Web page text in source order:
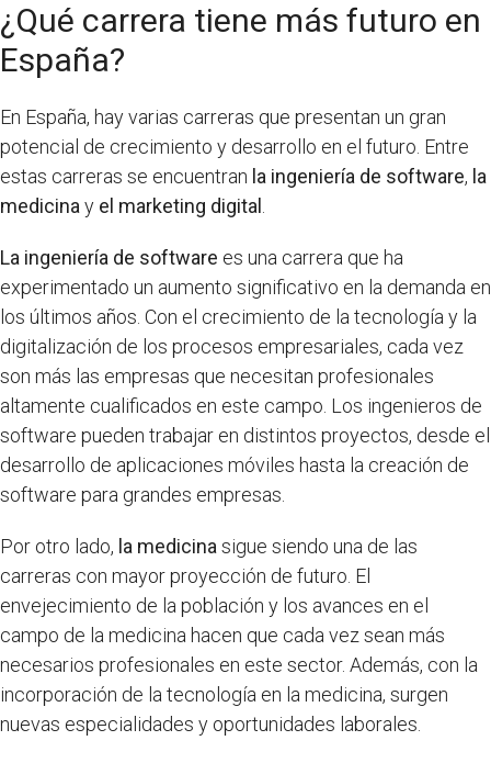
¿Qué carrera tiene más futuro en
España?
En España, hay varias carreras que presentan un gran
potencial de crecimiento y desarrollo en el futuro. Entre
estas carreras se encuentran la ingeniería de software, la
medicinay el marketing digital .
La ingeniería de software es una carrera que ha
experimentado un aumento significativo en la demanda en
los últimos años. Con el crecimiento de la tecnología y la
digitalización de los procesos empresariales, cada vez
son más las empresas que necesitan profesionales
altamente cualificados en este campo. Los ingenieros de
software pueden trabajar en distintos proyectos, desde el
desarrollo de aplicaciones móviles hasta la creación de
software para grandes empresas.
Por otro lado, la medicinasigue siendo una de las
carreras con mayor proyección de futuro. El
envejecimiento de la población y los avances en el
campo de la medicina hacen que cada vez sean más
necesarios profesionales en este sector. Además, con la
incorporación de la tecnología en la medicina, surgen
nuevas especialidades y oportunidades laborales.